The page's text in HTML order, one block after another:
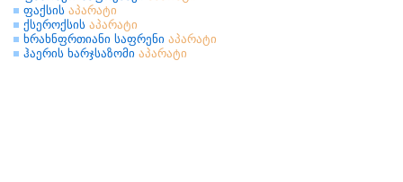
ფაქსის აპარატი
ქსეროქსის აპარატი
ხრახნფრთიანი საფრენი აპარატი
ჰაერის ხარჯსაზომი აპარატი